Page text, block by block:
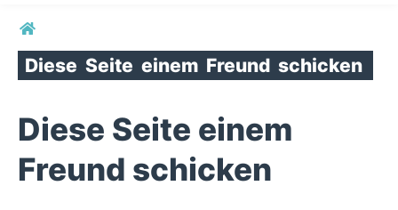
Sie sind hier
Diese Seite einem Freund schicken
Diese Seite einem
Freund schicken